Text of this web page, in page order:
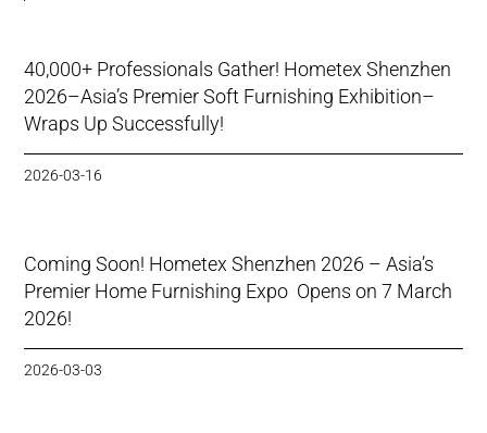
40,000+ Professionals Gather! Hometex Shenzhen
2026–Asia’s Premier Soft Furnishing Exhibition–
Wraps Up Successfully!
2026-03-16
Coming Soon! Hometex Shenzhen 2026 – Asia’s
Premier Home Furnishing Expo Opens on 7 March
2026!
2026-03-03